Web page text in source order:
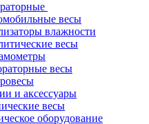
весы
влажности
весы
весы
и аксессуары
весы